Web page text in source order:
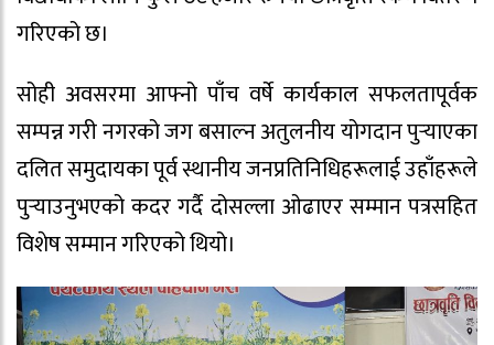
गरिएको छ।
सोही अवसरमा आफ्नो पाँच वर्षे कार्यकाल सफलतापूर्वक
सम्पन्न गरी नगरको जग बसाल्न अतुलनीय योगदान पुर्‍याएका
दलित समुदायका पूर्व स्थानीय जनप्रतिनिधिहरूलाई उहाँहरूले
पुर्‍याउनुभएको कदर गर्दै दोसल्ला ओढाएर सम्मान पत्रसहित
विशेष सम्मान गरिएको थियो।